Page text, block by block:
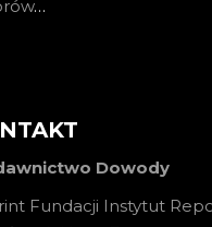
…
Dowody
Fundacji Instytut